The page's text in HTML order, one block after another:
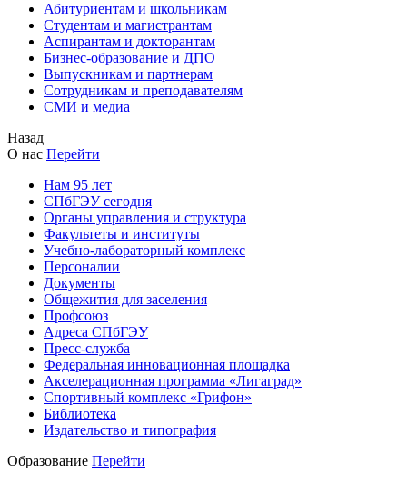
Абитуриентам и школьникам
Студентам и магистрантам
Аспирантам и докторантам
Бизнес-образование и ДПО
Выпускникам и партнерам
Сотрудникам и преподавателям
СМИ и медиа
Назад
О нас Перейти
Нам 95 лет
СПбГЭУ сегодня
Органы управления и структура
Факультеты и институты
Учебно-лабораторный комплекс
Персоналии
Документы
Общежития для заселения
Профсоюз
Адреса СПбГЭУ
Пресс-служба
Федеральная инновационная площадка
Акселерационная программа «Лигаград»­­
Спортивный комплекс «Грифон»
Библиотека
Издательство и типография
Образование Перейти